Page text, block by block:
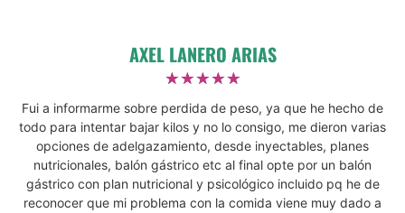
En nuestra clínica Dorsia en Vigo podrás descubrir
faciales como corporales.
Entre los tratamientos más demandados se
encuentran los siguientes:
Ácido hialurónico en Vigo
AXEL LANERO ARIAS
☆☆☆☆☆
Fui a informarme sobre perdida de peso, ya que he hecho de
todo para intentar bajar kilos y no lo consigo, me dieron varias
opciones de adelgazamiento, desde inyectables, planes
nutricionales, balón gástrico etc al final opte por un balón
gástrico con plan nutricional y psicológico incluido pq he de
reconocer que mi problema con la comida viene muy dado a